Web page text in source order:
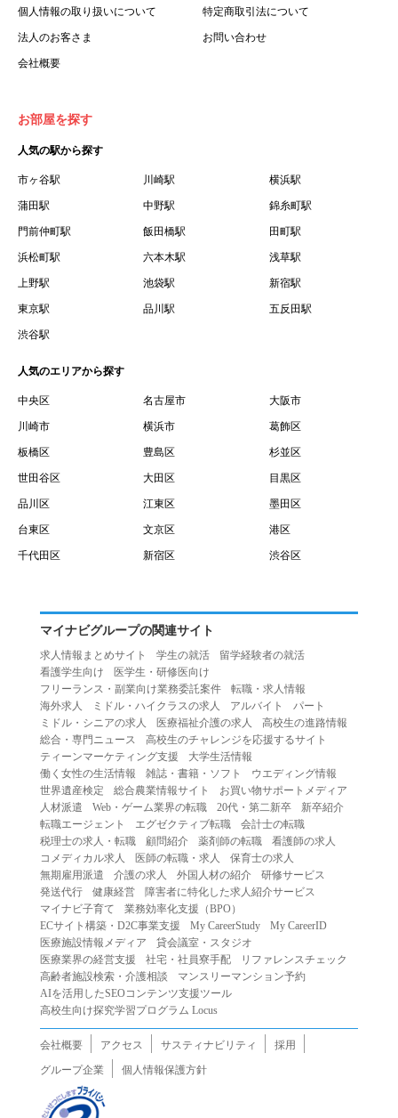
ます。
５.「会員」とは、第２章第１条に基づき会員登録が完了し
た個人を意味します。
録した情報、本サービス利用中に当社が登録を求めた情報
った場合の当該情報を意味します。
７.「本会員制度」とは、会員による本サービスの利用の促
進を目的とした会員制度を意味します。
借契約書およびオプション注文書を意味します。
９.「契約期間開始日」とは、定期建物賃貸借契約（以下
「賃貸借契約」と言います）の開始日のことで、利用者の
賃借権が発生する日を意味します。
するために、選んだ物件を保留することを意味します。
１１.「予約情報」とは、物件を予約するために必要な当社
所定の情報を意味します。物件情報や期間、オプション等
１２.「キャンセル」とは、賃貸借契約締結後から契約期間
開始日前までに、利用者が賃貸借契約を解除することを意
味します。
１３.「中途解約」とは、賃貸借契約期間の途中で、利用者
１.利用者は、本サービスを利用する上で次の各号に定める
とします。
（１）重複、虚偽の情報、または自己以外の情報を登録す
る行為
（２）第三者になりすまして本サービスを利用する行為
（３）当社または第三者の著作権等の知的財産権、プライ
バシー、その他の権利を侵害する行為
（４）当社または第三者を誹謗中傷する行為
（５）当社または第三者に不利益を与える行為
（６）営利を目的とした行為
（７）政治・選挙・宗教活動またはそれらに類する行為
（８）本サービスの運営を妨害する行為
（９）法令違反、犯罪行為、または公序良俗に反する行為
（１０）暴力的な要求行為、または法的な責任を超えた不
当な要求行為
（１１）その他当社が不適切であると判断する行為
２.当社は、前項の定めに該当する行為を行った利用者に対
の提供を停止または中断することができるものとします。
第５条（免責）
１.当社は、本サービスの利用（これらに伴う当社または第
三者の情報提供行為等を含みます）により、利用者に生じ
個人情報の取り扱いについて 特定商取引法について
法人のお客さま お問い合わせ
会社概要
お部屋を探す
人気の駅から探す
市ヶ谷駅 川崎駅 横浜駅
蒲田駅 中野駅 錦糸町駅
門前仲町駅 飯田橋駅 田町駅
浜松町駅 六本木駅 浅草駅
上野駅 池袋駅 新宿駅
東京駅 品川駅 五反田駅
渋谷駅
人気のエリアから探す
中央区 名古屋市 大阪市
川崎市 横浜市 葛飾区
板橋区 豊島区 杉並区
世田谷区 大田区 目黒区
品川区 江東区 墨田区
台東区 文京区 港区
千代田区 新宿区 渋谷区
マイナビグループの関連サイト
求人情報まとめサイト 学生の就活
留学経験者の就活
看護学生向け
医学生・研修医向け
フリーランス・副業向け業務委託案件
転職・求人情報
海外求人
ミドル・ハイクラスの求人 アルバイト
パート
ミドル・シニアの求人
医療福祉介護の求人
高校生の進路情報
総合・専門ニュース
高校生のチャレンジを応援するサイト
ティーンマーケティング支援
大学生活情報
働く女性の生活情報
雑誌・書籍・ソフト
ウエディング情報
世界遺産検定
総合農業情報サイト
お買い物サポートメディア
人材派遣
Web・ゲーム業界の転職 20代・第二新卒
新卒紹介
転職エージェント
エグゼクティブ転職
会計士の転職
税理士の求人・転職
顧問紹介 薬剤師の転職
看護師の求人
コメディカル求人
医師の転職・求人
保育士の求人
無期雇用派遣
介護の求人 外国人材の紹介
研修サービス
発送代行
健康経営
障害者に特化した求人紹介サービス
マイナビ子育て
業務効率化支援（BPO）
ECサイト構築・D2C事業支援
My CareerStudy
My CareerID
医療施設情報メディア
貸会議室・スタジオ
医療業界の経営支援
社宅・社員寮手配
リファレンスチェック
高齢者施設検索・介護相談
マンスリーマンション予約
AIを活用したSEOコンテンツ支援ツール
高校生向け探究学習プログラム Locus
会社概要 アクセス サスティナビリティ
採用
グループ企業
個人情報保護方針